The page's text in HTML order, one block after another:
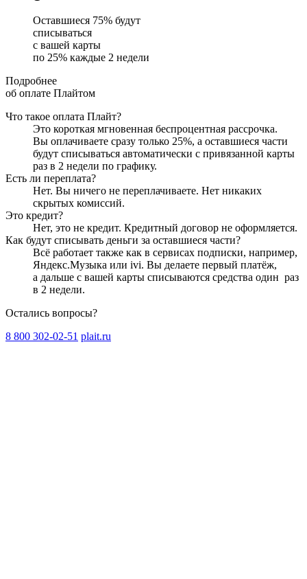
Оставшиеся 75% будут
списываться
с вашей карты
по 25% каждые 2 недели
Подробнее
об оплате Плайтом
Что такое оплата Плайт?
Это короткая мгновенная беспроцентная рассрочка.
Вы оплачиваете сразу только 25%, а оставшиеся части
будут списываться автоматически с привязанной карты
раз в 2 недели по графику.
Есть ли переплата?
Нет. Вы ничего не переплачиваете. Нет никаких
скрытых комиссий.
Это кредит?
Нет, это не кредит. Кредитный договор не оформляется.
Как будут списывать деньги за оставшиеся части?
Всё работает также как в сервисах подписки, например,
Яндекс.Музыка или ivi. Вы делаете первый платёж,
а дальше с вашей карты списываются средства один раз
в 2 недели.
Остались вопросы?
8 800 302-02-51 plait.ru